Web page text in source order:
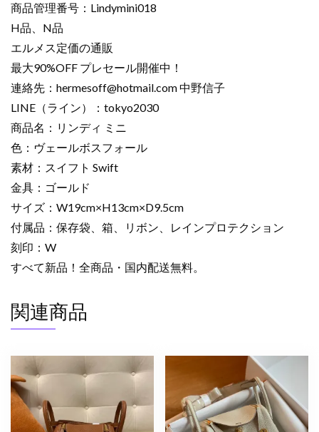
商品管理番号：Lindymini018
H品、N品
エルメス定価の通販
最大90%OFF プレセール開催中！
連絡先： hermesoff@hotmail.com中野信子
LINE（ライン）：tokyo2030
商品名：リンディ ミニ
色：ヴェールボスフォール
素材：スイフト Swift
金具：ゴールド
サイズ：W19cm×H13cm×D9.5cm
付属品：保存袋、箱、リボン、レインプロテクション
刻印：W
すべて新品！全商品・国内配送無料。
関連商品